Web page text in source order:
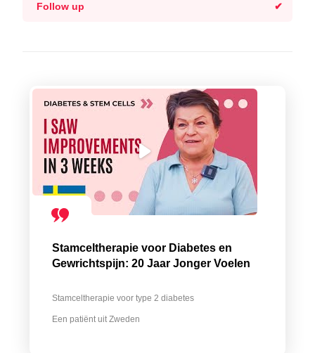
Follow up
Stamceltherapie voor Diabetes en
Gewrichtspijn: 20 Jaar Jonger Voelen
Stamceltherapie voor type 2 diabetes
Een patiënt uit Zweden